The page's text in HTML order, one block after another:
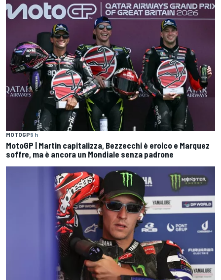
MOTOGP9 h
MotoGP | Martin capitalizza, Bezzecchi è eroico e Marquez
soffre, ma è ancora un Mondiale senza padrone